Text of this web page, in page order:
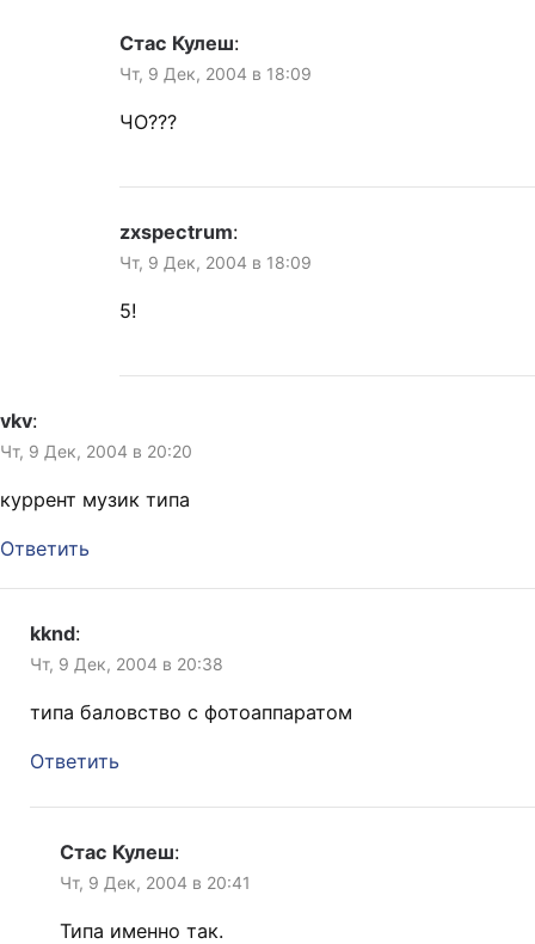
Стас Кулеш:
Чт, 9 Дек, 2004 в 18:09
ЧО???
zxspectrum:
Чт, 9 Дек, 2004 в 18:09
5!
vkv:
Чт, 9 Дек, 2004 в 20:20
куррент музик типа
Ответить
kknd:
Чт, 9 Дек, 2004 в 20:38
типа баловство с фотоаппаратом
Ответить
Стас Кулеш:
Чт, 9 Дек, 2004 в 20:41
Типа именно так.